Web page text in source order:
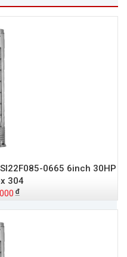
0665 6inch 30HP
304